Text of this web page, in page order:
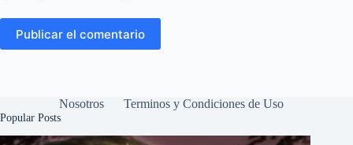
Publicar el comentario
Nosotros Terminos y Condiciones de Uso
Popular Posts